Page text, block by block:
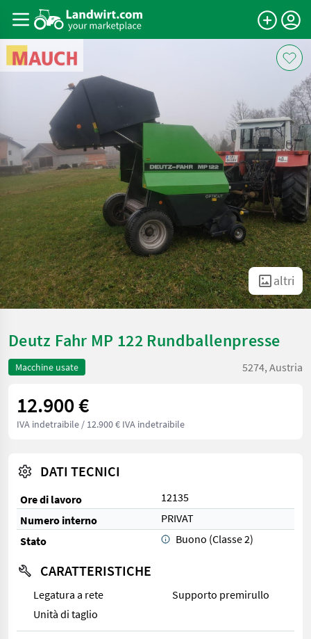
altri
Deutz Fahr MP 122 Rundballenpresse
Macchine usate 5274, Austria
12.900 €
IVA indetraibile / 12.900 € IVA indetraibile
DATI TECNICI
Ore di lavoro
12135
Numero interno
PRIVAT
Stato
Buono (Classe 2)
CARATTERISTICHE
Legatura a rete
Supporto premirullo
Unità di taglio